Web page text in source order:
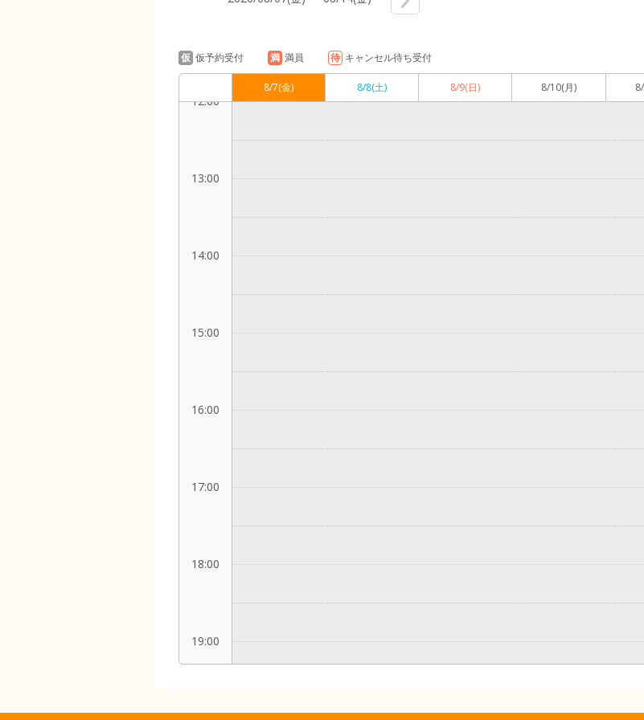
仮 仮予約受付 満 満員 待 キャンセル待ち受付
8/7(金) 8/8(土) 8/9(日) 8/10(月)
12:00
13:00
14:00
15:00
16:00
17:00
18:00
19:00